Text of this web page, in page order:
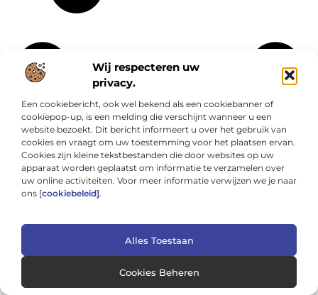
Wij respecteren uw
privacy.
Een cookiebericht, ook wel bekend als een cookiebanner of
cookiepop-up, is een melding die verschijnt wanneer u een
website bezoekt. Dit bericht informeert u over het gebruik van
cookies en vraagt om uw toestemming voor het plaatsen ervan.
Cookies zijn kleine tekstbestanden die door websites op uw
apparaat worden geplaatst om informatie te verzamelen over
uw online activiteiten. Voor meer informatie verwijzen we je naar
ons [cookiebeleid].
Alles Toestaan
Cookies Beheren
Categorieën
Architectuur
Fotografie
Gezondheid
Hobby en vrije
tijd
Particuliere
Startpaginas